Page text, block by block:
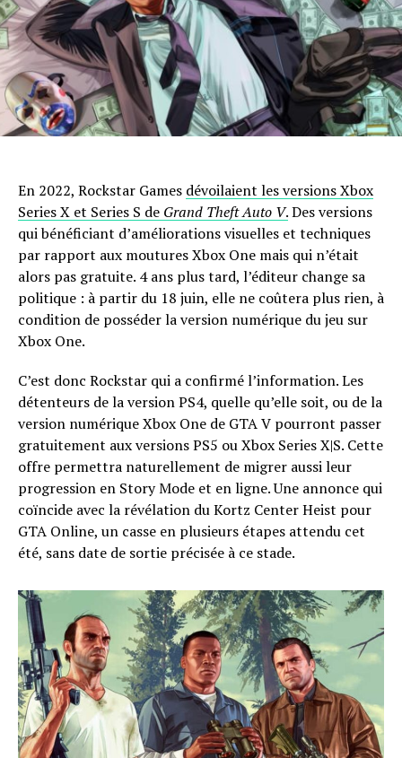
En 2022, Rockstar Games dévoilaient les versions Xbox
Series X et Series S de Grand Theft Auto V.Des versions
qui bénéficiant d’améliorations visuelles et techniques
par rapport aux moutures Xbox One mais qui n’était
alors pas gratuite. 4 ans plus tard, l’éditeur change sa
politique : à partir du 18 juin, elle ne coûtera plus rien, à
condition de posséder la version numérique du jeu sur
Xbox One.
C’est donc Rockstar qui a confirmé l’information. Les
détenteurs de la version PS4, quelle qu’elle soit, ou de la
version numérique Xbox One de GTA V pourront passer
gratuitement aux versions PS5 ou Xbox Series X|S. Cette
offre permettra naturellement de migrer aussi leur
progression en Story Mode et en ligne. Une annonce qui
coïncide avec la révélation du Kortz Center Heist pour
GTA Online, un casse en plusieurs étapes attendu cet
été, sans date de sortie précisée à ce stade.